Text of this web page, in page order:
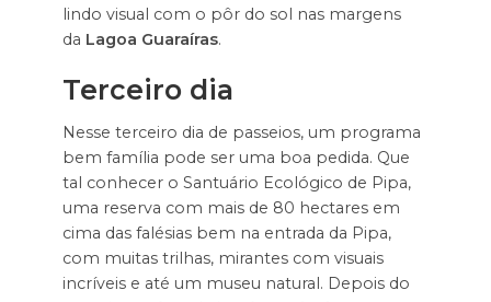
lindo visual com o pôr do sol nas margens
da Lagoa Guaraíras.
Terceiro dia
Nesse terceiro dia de passeios, um programa
bem família pode ser uma boa pedida. Que
tal conhecer o Santuário Ecológico de Pipa,
uma reserva com mais de 80 hectares em
cima das falésias bem na entrada da Pipa,
com muitas trilhas, mirantes com visuais
incríveis e até um museu natural. Depois do